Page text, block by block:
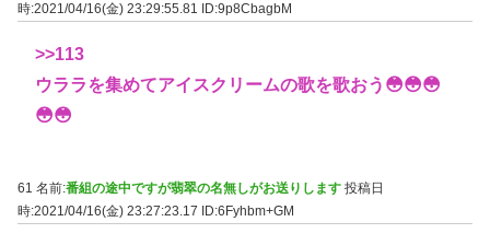
時:2021/04/16(金) 23:29:55.81
ID:9p8CbagbM
>>113
ウララを集めてアイスクリームの歌を歌おう😳😳😳
😳😳
61 名前:番組の途中ですが翡翠の名無しがお送りします 投稿日
時:2021/04/16(金) 23:27:23.17
ID:6Fyhbm+GM